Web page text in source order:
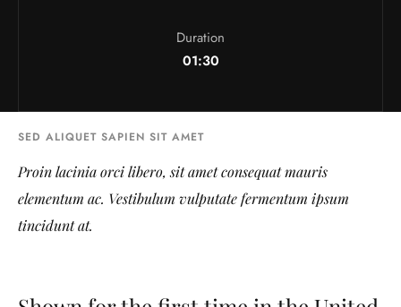
Duration
01:30
SED ALIQUET SAPIEN SIT AMET
Proin lacinia orci libero, sit amet consequat mauris
elementum ac. Vestibulum vulputate fermentum ipsum
tincidunt at.